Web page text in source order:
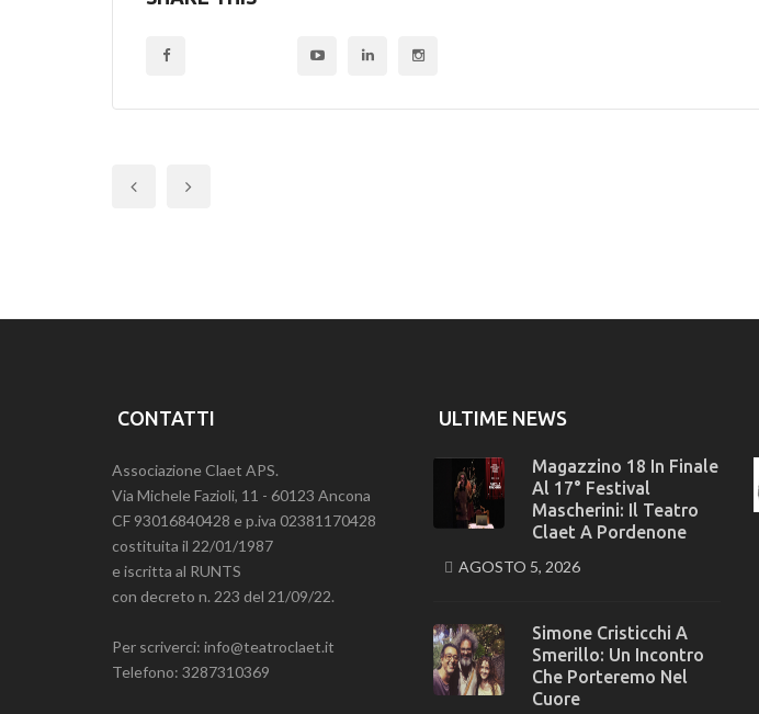
CONTATTI
Associazione Claet APS.
Via Michele Fazioli, 11 - 60123 Ancona
CF 93016840428 e p.iva 02381170428
costituita il 22/01/1987
e iscritta al RUNTS
con decreto n. 223 del 21/09/22.
Per scriverci: info@teatroclaet.it
Telefono: 3287310369
ULTIME NEWS
Magazzino 18 In Finale
Al 17° Festival
Mascherini: Il Teatro
Claet A Pordenone
AGOSTO 5, 2026
Simone Cristicchi A
Smerillo: Un Incontro
Che Porteremo Nel
Cuore